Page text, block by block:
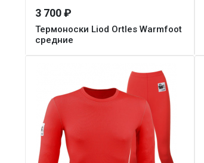
Термоноски Liod Ortles Warmfoot
средние
3 700 ₽